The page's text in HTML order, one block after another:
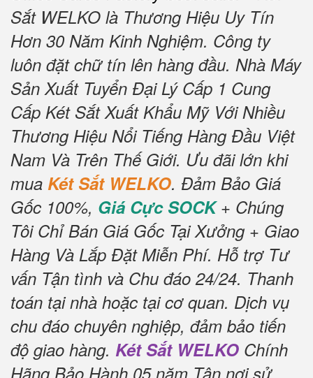
Sắt WELKO là Thương Hiệu Uy Tín
Hơn 30 Năm Kinh Nghiệm. Công ty
luôn đặt chữ tín lên hàng đầu. Nhà Máy
Sản Xuất Tuyển Đại Lý Cấp 1 Cung
Cấp Két Sắt Xuất Khẩu Mỹ Với Nhiều
Thương Hiệu Nổi Tiếng Hàng Đầu Việt
Nam Và Trên Thế Giới. Ưu đãi lớn khi
mua Két Sắt WELKO. Đảm Bảo Giá
Gốc 100%, Giá Cực SOCK+ Chúng
Tôi Chỉ Bán Giá Gốc Tại Xưởng + Giao
Hàng Và Lắp Đặt Miễn Phí. Hỗ trợ Tư
vấn Tận tình và Chu đáo 24/24. Thanh
toán tại nhà hoặc tại cơ quan. Dịch vụ
chu đáo chuyên nghiệp, đảm bảo tiến
độ giao hàng. Két Sắt WELKO Chính
Hãng Bảo Hành 05 năm Tận nơi sử